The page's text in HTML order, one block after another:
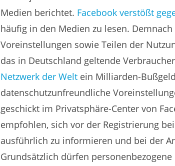
Medien berichtet. Facebook verstößt
häufig in den Medien zu lesen.
Voreinstellungen sowie Teilen der
das in Deutschland geltende
Netzwerk der Welt ein Milliarden-
datenschutzunfreundliche
geschickt im Privatsphäre-Center von
empfohlen, sich vor der Registrierung
ausführlich zu informieren und bei der
Grundsätzlich dürfen